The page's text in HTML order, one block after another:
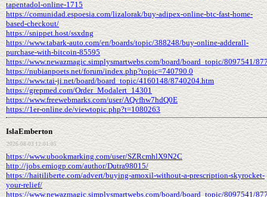
tapentadol-online-1715
https://comunidad.espoesia.com/lizalorak/buy-adipex-online-btc-fast-home-
based-checkout/
https://snippet.host/ssxdng
https://www.tabark-auto.com/en/boards/topic/388248/buy-online-adderall-
purchase-with-bitcoin-85595
https://www.newazmagic.simplysmartwebs.com/board/board_topic/8097541/
https://nubianpoets.net/forum/index.php?topic=740790.0
https://www.tai-ji.net/board/board_topic/4160148/8740204.htm
https://grepmed.com/Order_Modalert_14301
https://www.freewebmarks.com/user/AQvfhw7hdQ0E
https://1er-online.de/viewtopic.php?t=1080263
IslaEmberton
2026-08-03 12:01:05
https://www.ubookmarking.com/user/SZRcmhlX9N2C
http://jobs.emiogp.com/author/Dutra98015/
https://haitiliberte.com/advert/buying-amoxil-without-a-prescription-skyrocket-
your-relief/
https://www.newazmagic.simplysmartwebs.com/board/board_topic/8097541/